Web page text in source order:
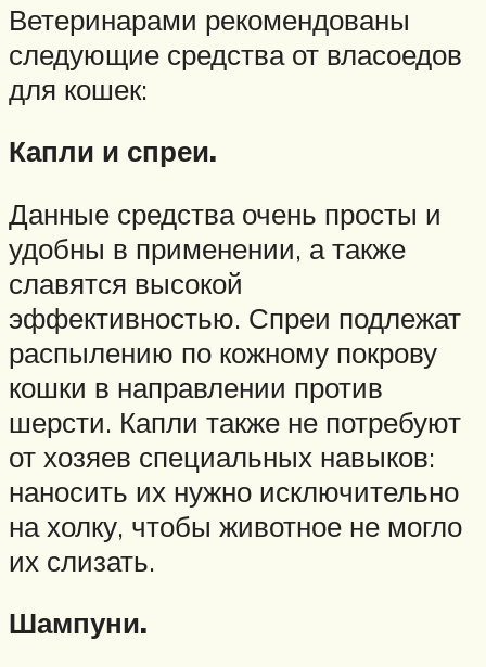
Ветеринарами рекомендованы
следующие средства от власоедов
для кошек:
Капли и спреи.
Данные средства очень просты и
удобны в применении, а также
славятся высокой
эффективностью. Спреи подлежат
распылению по кожному покрову
кошки в направлении против
шерсти. Капли также не потребуют
от хозяев специальных навыков:
наносить их нужно исключительно
на холку, чтобы животное не могло
их слизать.
Шампуни.